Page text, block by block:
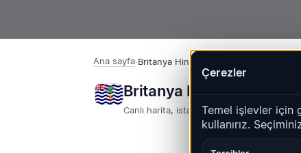
Çerezler
Temel işlevler için
kullanırız.
Ana sayfa·Britanya Hint Okyanusu Toprakları
Britanya Hint Okyanusu
Canlı harita, istatistikler ve son olaylar